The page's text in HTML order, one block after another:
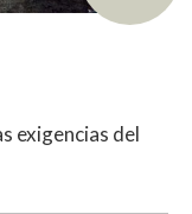
exigencias del